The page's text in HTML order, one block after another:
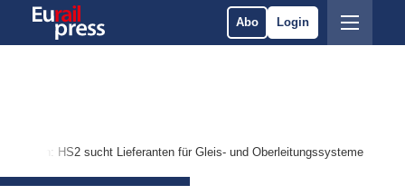
Abo Login
HS2 sucht Lieferanten für Gleis- und Oberleitungssysteme